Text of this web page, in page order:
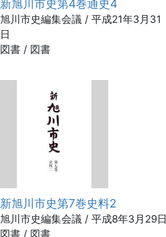
新旭川市史第4巻通史4
旭川市史編集会議 / 平成21年3月31
日
図書 / 図書
新旭川市史第7巻史料2
旭川市史編集会議 / 平成8年3月29日
図書 / 図書